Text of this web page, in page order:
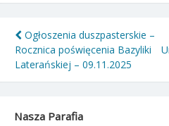
Nawigacja
wpisu
Ogłoszenia duszpasterskie –
Rocznica poświęcenia Bazyliki
Laterańskiej – 09.11.2025
Nasza Parafia